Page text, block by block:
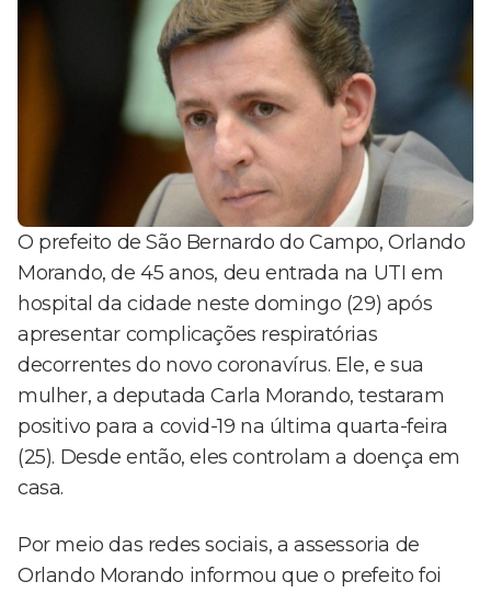
O prefeito de São Bernardo do Campo, Orlando
Morando, de 45 anos, deu entrada na UTI em
hospital da cidade neste domingo (29) após
apresentar complicações respiratórias
decorrentes do novo coronavírus. Ele, e sua
mulher, a deputada Carla Morando, testaram
positivo para a covid-19 na última quarta-feira
(25). Desde então, eles controlam a doença em
casa.
Por meio das redes sociais, a assessoria de
Orlando Morando informou que o prefeito foi